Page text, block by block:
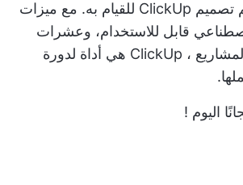
وهذا بالضبط ما تم تصميم ClickUp للقيام به. مع ميزات
قابل للاستخدام، وعشرات
، ClickUp هي أداة لدورة
!